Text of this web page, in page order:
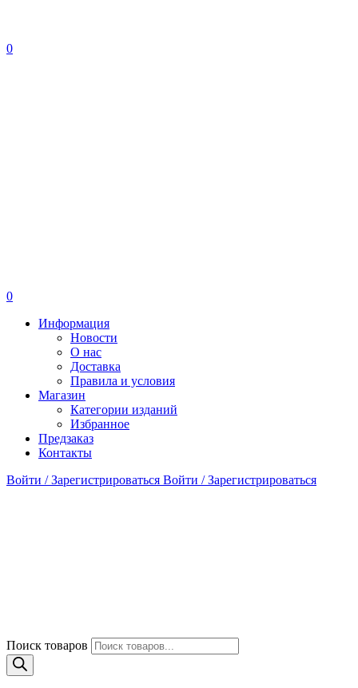
0
0
Информация
Новости
О нас
Доставка
Правила и условия
Магазин
Категории изданий
Избранное
Предзаказ
Контакты
Войти / Зарегистрироваться Войти / Зарегистрироваться
Поиск товаров